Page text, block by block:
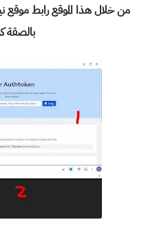
من خلال هذا الموقع رابط موقع
بالصقة